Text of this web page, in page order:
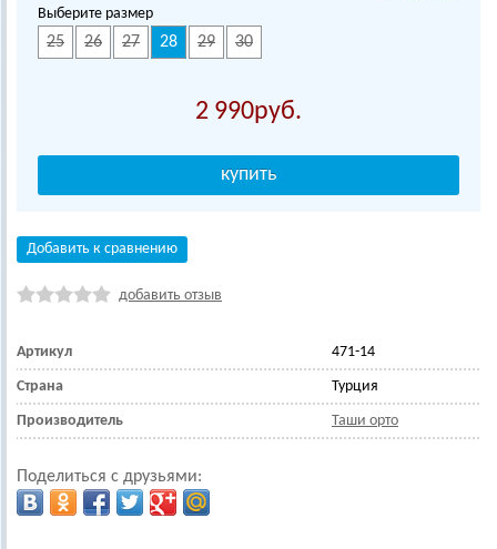
Выберите размер
25 26 27 28 29 30
2 990
Добавить к сравнению
добавить отзыв
Артикул 471-14
Страна Турция
Производитель Таши орто
Поделиться с друзьями: